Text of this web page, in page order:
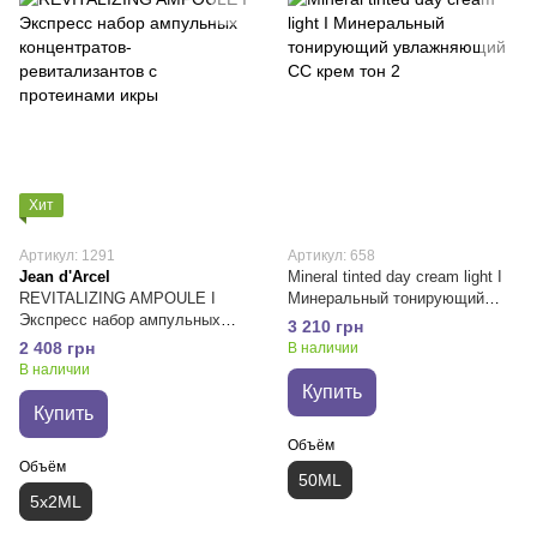
Хит
Артикул: 1291
Jean d'Arcel
REVITALIZING AMPOULE I
Экспресс набор ампульных
концентратов-ревитализантов с
протеинами икры
2 408 грн
В наличии
Купить
Объём
5х2ML
Артикул: 658
Mineral tinted day cream light I
Минеральный тонирующий
увлажняющий СС крем тон 2
3 210 грн
В наличии
Купить
Объём
50ML